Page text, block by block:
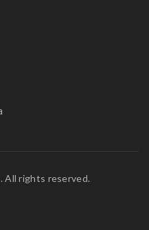
. All rights reserved.